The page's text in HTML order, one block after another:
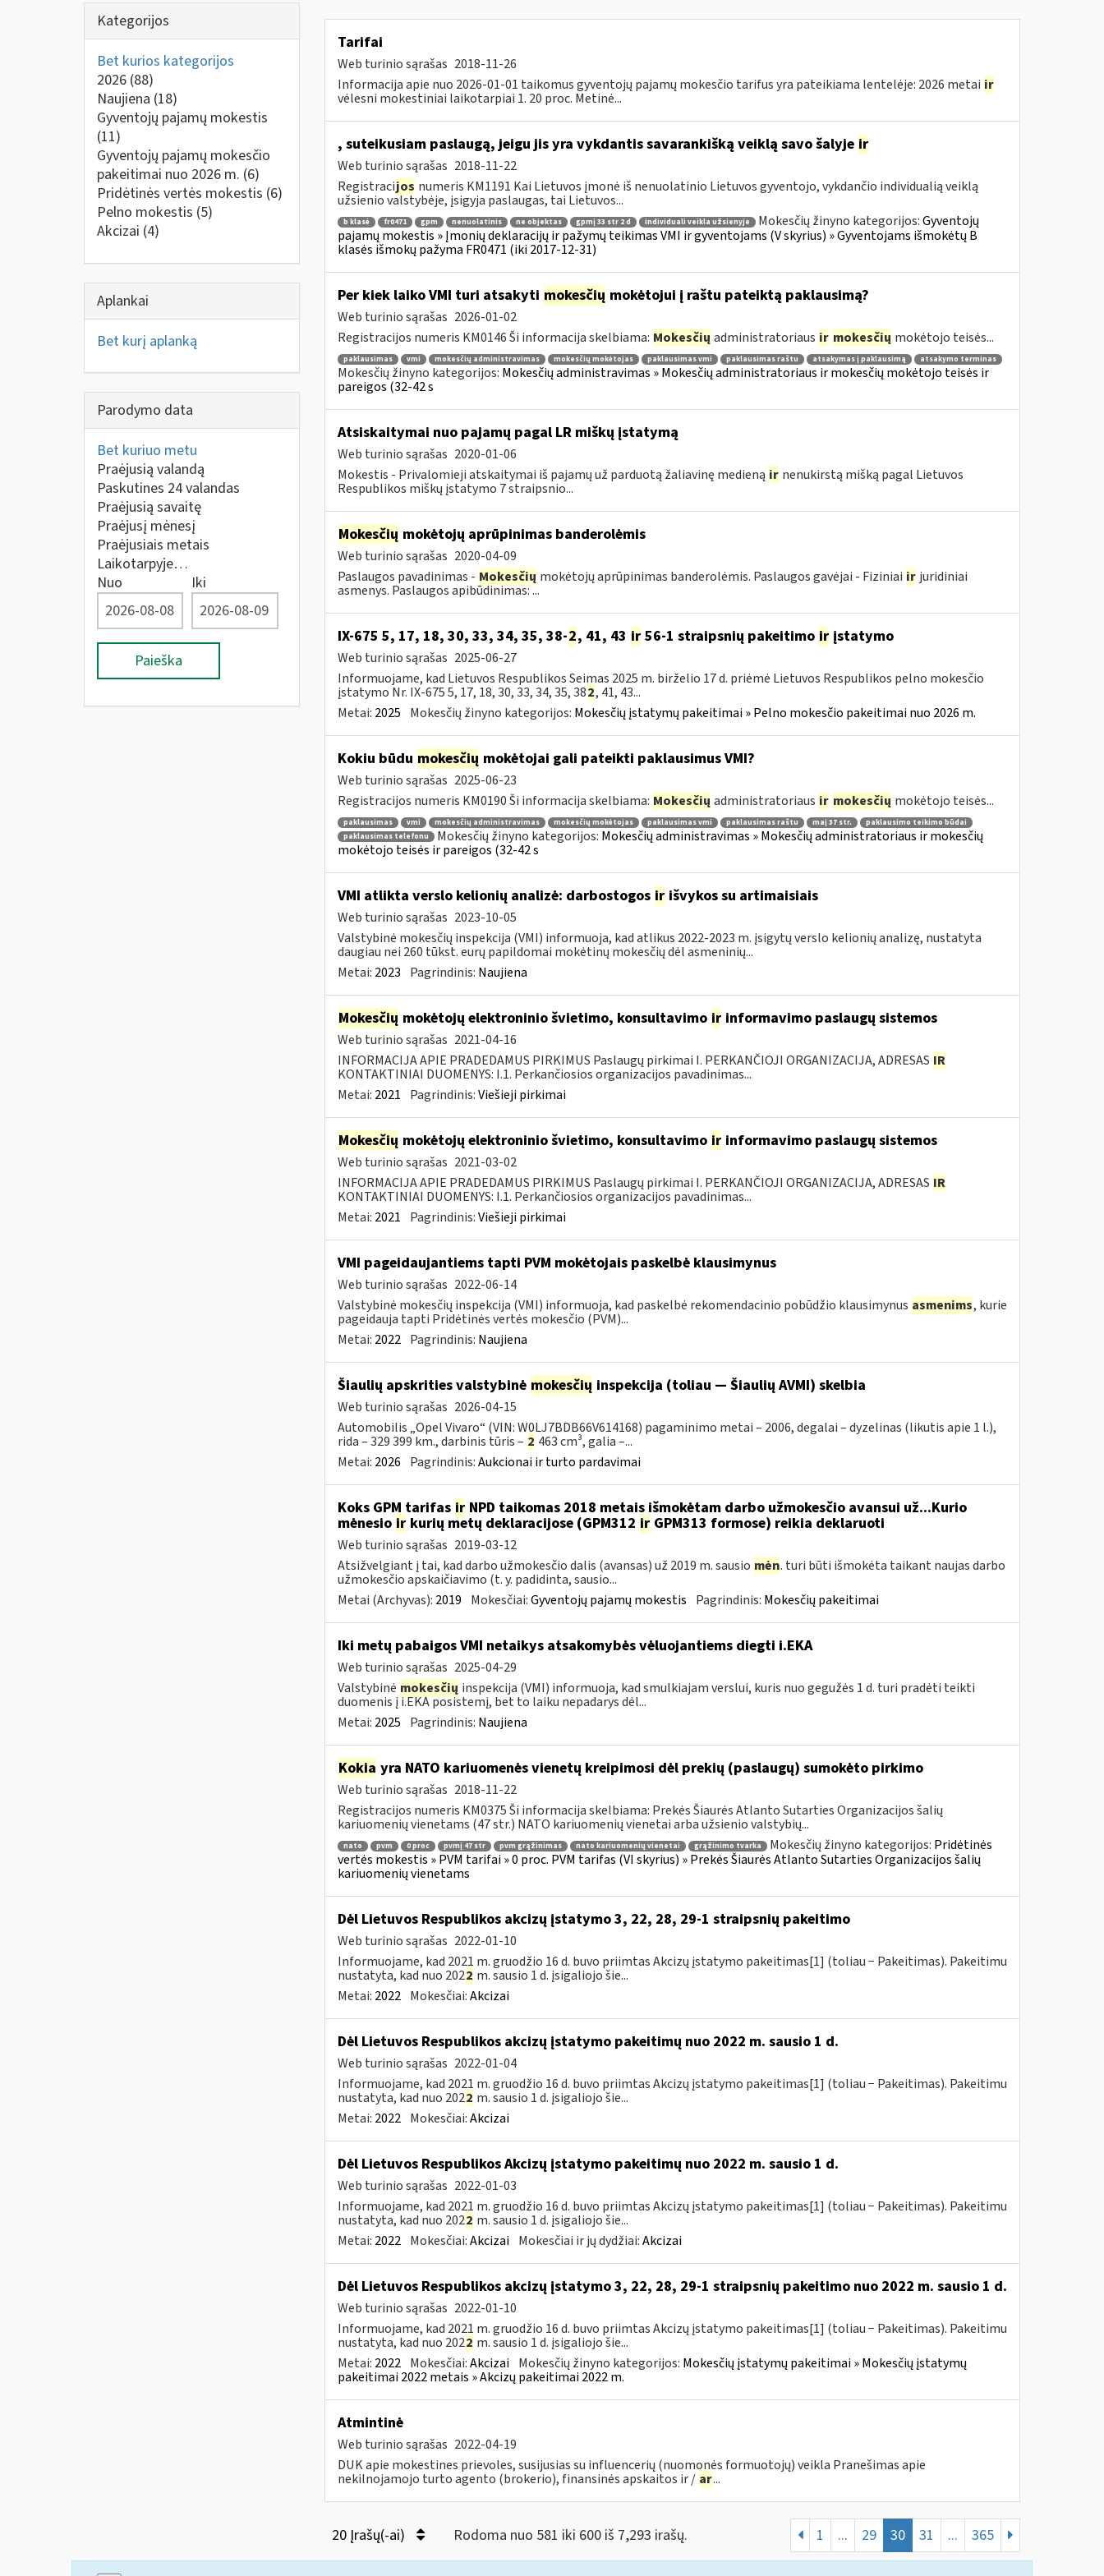
Kategorijos
Bet kurios kategorijos
2026 (88)
Naujiena (18)
Gyventojų pajamų mokestis
(11)
Gyventojų pajamų mokesčio
pakeitimai nuo 2026 m. (6)
Pridėtinės vertės mokestis (6)
Pelno mokestis (5)
Akcizai (4)
Aplankai
Bet kurį aplanką
Parodymo data
Bet kuriuo metu
Praėjusią valandą
Paskutines 24 valandas
Praėjusią savaitę
Praėjusį mėnesį
Praėjusiais metais
Laikotarpyje…
Nuo
Iki
Paieška
Tarifai
Web turinio sąrašas 2018-11-26
Informacija apie nuo 2026-01-01 taikomus gyventojų pajamų mokesčio tarifus yra pateikiama lentelėje: 2026 metai ir
vėlesni mokestiniai laikotarpiai 1. 20 proc. Metinė...
, suteikusiam paslaugą, jeigu jis yra vykdantis savarankišką veiklą savo šalyje ir
Web turinio sąrašas 2018-11-22
Registracijos numeris KM1191 Kai Lietuvos įmonė iš nenuolatinio Lietuvos gyventojo, vykdančio individualią veiklą
užsienio valstybėje, įsigyja paslaugas, tai Lietuvos...
b klasė fr0471 gpm nenuolatinis ne objektas gpmį 33 str 2 d individuali veikla užsienyje Mokesčių žinyno kategorijos:Gyventojų
pajamų mokestis » Įmonių deklaracijų ir pažymų teikimas VMI ir gyventojams (V skyrius) » Gyventojams išmokėtų B
klasės išmokų pažyma FR0471 (iki 2017-12-31)
Per kiek laiko VMI turi atsakyti mokesčių mokėtojui į raštu pateiktą paklausimą?
Web turinio sąrašas 2026-01-02
Registracijos numeris KM0146 Ši informacija skelbiama: Mokesčių administratoriaus ir mokesčių mokėtojo teisės...
paklausimas vmi mokesčių administravimas mokesčių mokėtojas paklausimas vmi paklausimas raštu atsakymas į paklausimą atsakymo terminas
Mokesčių žinyno kategorijos: Mokesčių administravimas » Mokesčių administratoriaus ir mokesčių mokėtojo teisės ir
pareigos (32-42 s
Atsiskaitymai nuo pajamų pagal LR miškų įstatymą
Web turinio sąrašas 2020-01-06
Mokestis - Privalomieji atskaitymai iš pajamų už parduotą žaliavinę medieną ir nenukirstą mišką pagal Lietuvos
Respublikos miškų įstatymo 7 straipsnio...
Mokesčių mokėtojų aprūpinimas banderolėmis
Web turinio sąrašas 2020-04-09
Paslaugos pavadinimas - Mokesčių mokėtojų aprūpinimas banderolėmis. Paslaugos gavėjai - Fiziniai ir juridiniai
asmenys. Paslaugos apibūdinimas: ...
IX-675 5, 17, 18, 30, 33, 34, 35, 38-2, 41, 43 ir56-1 straipsnių pakeitimo irįstatymo
Web turinio sąrašas 2025-06-27
Informuojame, kad Lietuvos Respublikos Seimas 2025 m. birželio 17 d. priėmė Lietuvos Respublikos pelno mokesčio
įstatymo Nr. IX-675 5, 17, 18, 30, 33, 34, 35, 382, 41, 43...
Metai: 2025 Mokesčių žinyno kategorijos: Mokesčių įstatymų pakeitimai » Pelno mokesčio pakeitimai nuo 2026 m.
Kokiu būdu mokesčių mokėtojai gali pateikti paklausimus VMI?
Web turinio sąrašas 2025-06-23
Registracijos numeris KM0190 Ši informacija skelbiama: Mokesčių administratoriaus ir mokesčių mokėtojo teisės...
paklausimas vmi mokesčių administravimas mokesčių mokėtojas paklausimas vmi paklausimas raštu maį 37 str.
paklausimo teikimo būdai
paklausimas telefonu
Mokesčių žinyno kategorijos: Mokesčių administravimas » Mokesčių administratoriaus ir mokesčių
mokėtojo teisės ir pareigos (32-42 s
VMI atlikta verslo kelionių analizė: darbostogos irišvykos su artimaisiais
Web turinio sąrašas 2023-10-05
Valstybinė mokesčių inspekcija (VMI) informuoja, kad atlikus 2022-2023 m. įsigytų verslo kelionių analizę, nustatyta
daugiau nei 260 tūkst. eurų papildomai mokėtinų mokesčių dėl asmeninių...
Metai: 2023 Pagrindinis: Naujiena
Mokesčių mokėtojų elektroninio švietimo, konsultavimo irinformavimo paslaugų sistemos
Web turinio sąrašas 2021-04-16
INFORMACIJA APIE PRADEDAMUS PIRKIMUS Paslaugų pirkimai I. PERKANČIOJI ORGANIZACIJA, ADRESAS IR
KONTAKTINIAI DUOMENYS: I.1. Perkančiosios organizacijos pavadinimas...
Metai: 2021 Pagrindinis:Viešieji pirkimai
Mokesčių mokėtojų elektroninio švietimo, konsultavimo irinformavimo paslaugų sistemos
Web turinio sąrašas 2021-03-02
INFORMACIJA APIE PRADEDAMUS PIRKIMUS Paslaugų pirkimai I. PERKANČIOJI ORGANIZACIJA, ADRESAS IR
KONTAKTINIAI DUOMENYS: I.1. Perkančiosios organizacijos pavadinimas...
Metai: 2021 Pagrindinis:Viešieji pirkimai
VMI pageidaujantiems tapti PVM mokėtojais paskelbė klausimynus
Web turinio sąrašas 2022-06-14
Valstybinė mokesčių inspekcija (VMI) informuoja, kad paskelbė rekomendacinio pobūdžio klausimynus asmenims, kurie
pageidauja tapti Pridėtinės vertės mokesčio (PVM)...
Metai: 2022 Pagrindinis: Naujiena
Šiaulių apskrities valstybinė mokesčių inspekcija (toliau — Šiaulių AVMI) skelbia
Web turinio sąrašas 2026-04-15
Automobilis „Opel Vivaro“ (VIN: W0LJ7BDB66V614168) pagaminimo metai – 2006, degalai – dyzelinas (likutis apie 1 l.),
rida – 329 399 km., darbinis tūris – 2 463 cm³, galia –...
Metai: 2026 Pagrindinis:Aukcionai ir turto pardavimai
Koks GPM tarifas irNPD taikomas 2018 metais išmokėtam darbo užmokesčio avansui už...Kurio
mėnesio irkurių metų deklaracijose (GPM312 irGPM313 formose) reikia deklaruoti
Web turinio sąrašas 2019-03-12
Atsižvelgiant į tai, kad darbo užmokesčio dalis (avansas) už 2019 m. sausio mėn. turi būti išmokėta taikant naujas darbo
užmokesčio apskaičiavimo (t. y. padidinta, sausio...
Metai (Archyvas): 2019 Mokesčiai:Gyventojų pajamų mokestis Pagrindinis: Mokesčių pakeitimai
Iki metų pabaigos VMI netaikys atsakomybės vėluojantiems diegti i.EKA
Web turinio sąrašas 2025-04-29
Valstybinė mokesčių inspekcija (VMI) informuoja, kad smulkiajam verslui, kuris nuo gegužės 1 d. turi pradėti teikti
duomenis į i.EKA posistemį, bet to laiku nepadarys dėl...
Metai: 2025 Pagrindinis: Naujiena
Kokia yra NATO kariuomenės vienetų kreipimosi dėl prekių (paslaugų) sumokėto pirkimo
Web turinio sąrašas 2018-11-22
Registracijos numeris KM0375 Ši informacija skelbiama: Prekės Šiaurės Atlanto Sutarties Organizacijos šalių
kariuomenių vienetams (47 str.) NATO kariuomenių vienetai arba užsienio valstybių...
nato pvm 0 proc pvmį 47 str pvm grąžinimas nato kariuomenių vienetai grąžinimo tvarka Mokesčių žinyno kategorijos: Pridėtinės
vertės mokestis » PVM tarifai » 0 proc. PVM tarifas (VI skyrius) » Prekės Šiaurės Atlanto Sutarties Organizacijos šalių
kariuomenių vienetams
Dėl Lietuvos Respublikos akcizų įstatymo 3, 22, 28, 29-1 straipsnių pakeitimo
Web turinio sąrašas 2022-01-10
Informuojame, kad 2021 m. gruodžio 16 d. buvo priimtas Akcizų įstatymo pakeitimas[1] (toliau − Pakeitimas). Pakeitimu
nustatyta, kad nuo 2022 m. sausio 1 d. įsigaliojo šie...
Metai: 2022 Mokesčiai:Akcizai
Dėl Lietuvos Respublikos akcizų įstatymo pakeitimų nuo 2022 m. sausio 1 d.
Web turinio sąrašas 2022-01-04
Informuojame, kad 2021 m. gruodžio 16 d. buvo priimtas Akcizų įstatymo pakeitimas[1] (toliau − Pakeitimas). Pakeitimu
nustatyta, kad nuo 2022 m. sausio 1 d. įsigaliojo šie...
Metai: 2022 Mokesčiai:Akcizai
Dėl Lietuvos Respublikos Akcizų įstatymo pakeitimų nuo 2022 m. sausio 1 d.
Web turinio sąrašas 2022-01-03
Informuojame, kad 2021 m. gruodžio 16 d. buvo priimtas Akcizų įstatymo pakeitimas[1] (toliau − Pakeitimas). Pakeitimu
nustatyta, kad nuo 2022 m. sausio 1 d. įsigaliojo šie...
Metai: 2022 Mokesčiai:Akcizai Mokesčiai ir jų dydžiai:Akcizai
Dėl Lietuvos Respublikos akcizų įstatymo 3, 22, 28, 29-1 straipsnių pakeitimo nuo 2022 m. sausio 1 d.
Web turinio sąrašas 2022-01-10
Informuojame, kad 2021 m. gruodžio 16 d. buvo priimtas Akcizų įstatymo pakeitimas[1] (toliau − Pakeitimas). Pakeitimu
nustatyta, kad nuo 2022 m. sausio 1 d. įsigaliojo šie...
Metai: 2022 Mokesčiai:Akcizai Mokesčių žinyno kategorijos: Mokesčių įstatymų pakeitimai » Mokesčių įstatymų
pakeitimai 2022 metais » Akcizų pakeitimai 2022 m.
Atmintinė
Web turinio sąrašas 2022-04-19
DUK apie mokestines prievoles, susijusias su influencerių (nuomonės formuotojų) veikla Pranešimas apie
nekilnojamojo turto agento (brokerio), finansinės apskaitos ir / ar...
20 Įrašų(-ai) Rodoma nuo 581 iki 600 iš 7,293 irašų. 1 ... 29 30 31 ... 365